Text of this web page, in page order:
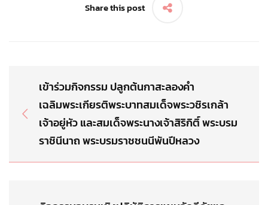
Share this post
เข้าร่วมกิจกรรม ปลูกต้นกาสะลองคำ
เฉลิมพระเกียรติพระบาทสมเด็จพระวชิรเกล้า
เจ้าอยู่หัว และสมเด็จพระนางเจ้าสิริกิติ์ พระบรม
ราชินีนาถ พระบรมราชชนนีพันปีหลวง